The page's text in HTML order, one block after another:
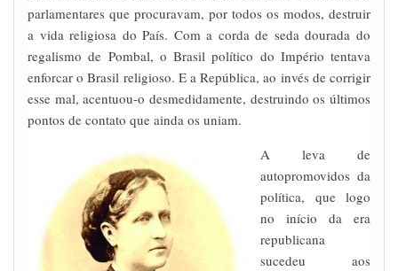
parlamentares que procuravam, por todos os modos, destruir
a vida religiosa do País. Com a corda de seda dourada do
regalismo de Pombal, o Brasil político do Império tentava
enforcar o Brasil religioso. E a República, ao invés de corrigir
esse mal, acentuou-o desmedidamente, destruindo os últimos
pontos de contato que ainda os uniam.
A leva de
autopromovidos da
política, que logo
no início da era
republicana
sucedeu aos